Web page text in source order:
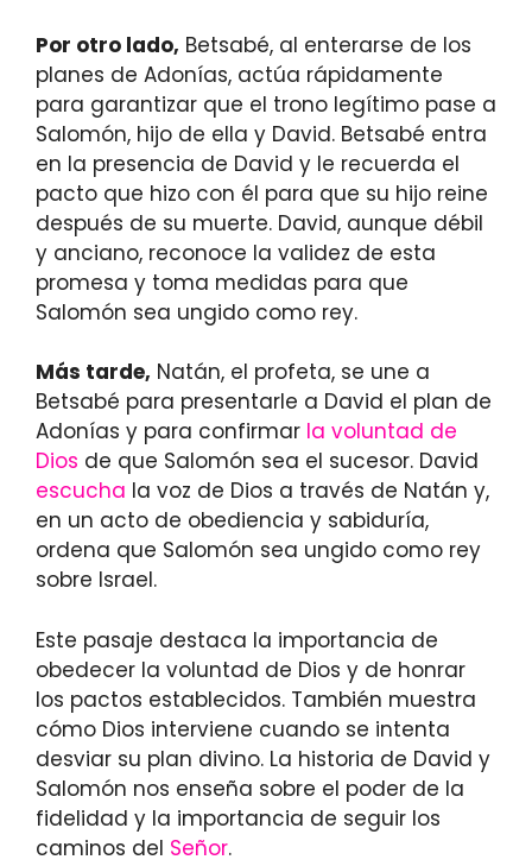
Por otro lado, Betsabé, al enterarse de los
planes de Adonías, actúa rápidamente
para garantizar que el trono legítimo pase a
Salomón, hijo de ella y David. Betsabé entra
en la presencia de David y le recuerda el
pacto que hizo con él para que su hijo reine
después de su muerte. David, aunque débil
y anciano, reconoce la validez de esta
promesa y toma medidas para que
Salomón sea ungido como rey.
Más tarde, Natán, el profeta, se une a
Betsabé para presentarle a David el plan de
Adonías y para confirmar la voluntad de
Dios de que Salomón sea el sucesor. David
escucha la voz de Dios a través de Natán y,
en un acto de obediencia y sabiduría,
ordena que Salomón sea ungido como rey
sobre Israel.
Este pasaje destaca la importancia de
obedecer la voluntad de Dios y de honrar
los pactos establecidos. También muestra
cómo Dios interviene cuando se intenta
desviar su plan divino. La historia de David y
Salomón nos enseña sobre el poder de la
fidelidad y la importancia de seguir los
caminos del Señor.